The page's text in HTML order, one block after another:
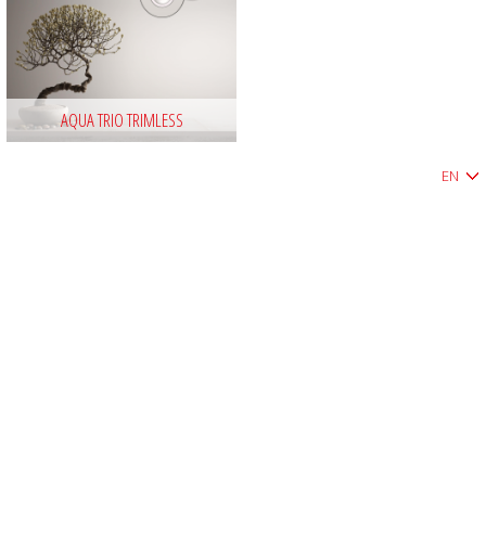
AQUA TRIO TRIMLESS
EN